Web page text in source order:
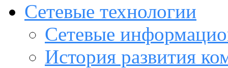
Сетевые технологии
Сетевые
История развития